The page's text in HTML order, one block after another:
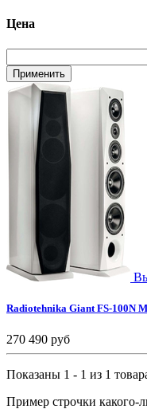
Цена
Radiotehnika Giant FS-100N
270 490 руб
Показаны 1 - 1 из 1
Пример строчки какого-